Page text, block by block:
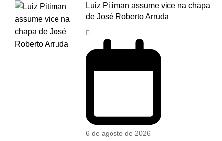
Luiz Pitiman assume vice na chapa
de José Roberto Arruda
6 de agosto de 2026